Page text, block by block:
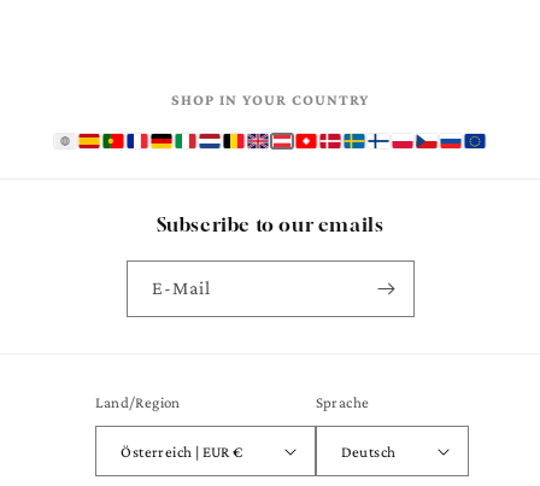
SHOP IN YOUR COUNTRY
Subscribe to our emails
E-Mail
Land/Region
Österreich | EUR €
Sprache
Deutsch